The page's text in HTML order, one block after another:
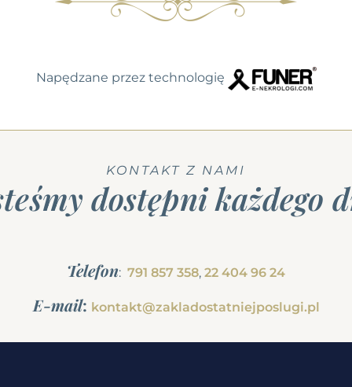
Napędzane przez technologię
KONTAKT Z NAMI
dostępni każdego
Telefon: 791 857 358, 22 404 96 24
E-mail: kontakt@zakladostatniejposlugi.pl